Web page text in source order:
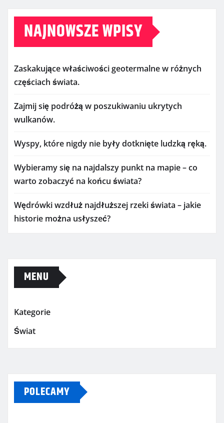
NAJNOWSZE WPISY
Zaskakujące właściwości geotermalne w różnych
częściach świata.
Zajmij się podróżą w poszukiwaniu ukrytych
wulkanów.
Wyspy, które nigdy nie były dotknięte ludzką ręką.
Wybieramy się na najdalszy punkt na mapie – co
warto zobaczyć na końcu świata?
Wędrówki wzdłuż najdłuższej rzeki świata – jakie
historie można usłyszeć?
MENU
Kategorie
Świat
POLECAMY